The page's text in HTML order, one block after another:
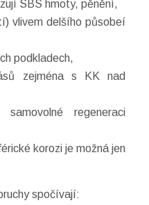
SBS hmoty, pěnění,
vlivem delšího působeí
podkladech,
zejména s KK nad
regeneraci
korozi je možná jen
spočívají: